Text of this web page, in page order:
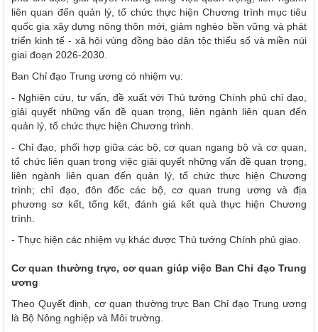
liên quan đến quản lý, tổ chức thực hiện Chương trình mục tiêu
quốc gia xây dựng nông thôn mới, giảm nghèo bền vững và phát
triển kinh tế - xã hội vùng đồng bào dân tộc thiểu số và miền núi
giai đoạn 2026-2030.
Ban Chỉ đạo Trung ương có nhiệm vụ:
- Nghiên cứu, tư vấn, đề xuất với Thủ tướng Chính phủ chỉ đạo,
giải quyết những vấn đề quan trọng, liên ngành liên quan đến
quản lý, tổ chức thực hiện Chương trình.
- Chỉ đạo, phối hợp giữa các bộ, cơ quan ngang bộ và cơ quan,
tổ chức liên quan trong việc giải quyết những vấn đề quan trọng,
liên ngành liên quan đến quản lý, tổ chức thực hiện Chương
trình; chỉ đạo, đôn đốc các bộ, cơ quan trung ương và địa
phương sơ kết, tổng kết, đánh giá kết quả thực hiện Chương
trình.
- Thực hiện các nhiệm vụ khác được Thủ tướng Chính phủ giao.
Cơ quan thường trực, cơ quan giúp việc Ban Chỉ đạo Trung
ương
Theo Quyết định, cơ quan thường trực Ban Chỉ đạo Trung ương
là Bộ Nông nghiệp và Môi trường.